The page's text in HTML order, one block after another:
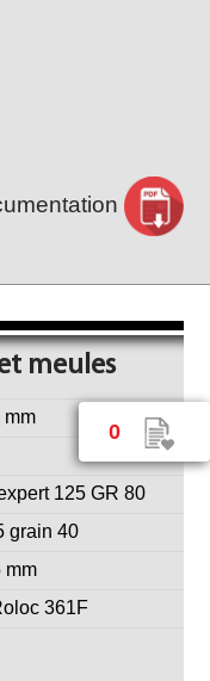
0
meules
mm
125 GR 80
grain 40
mm
361F